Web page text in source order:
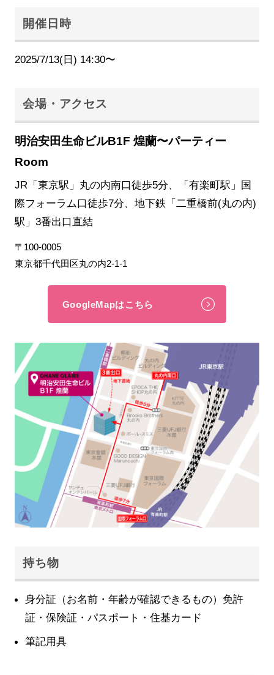
開催日時
2025/7/13(日) 14:30〜
会場・アクセス
明治安田生命ビルB1F 煌蘭〜パーティー
Room
JR「東京駅」丸の内南口徒歩5分、「有楽町駅」国
際フォーラム口徒歩7分、地下鉄「二重橋前(丸の内)
駅」3番出口直結
〒100-0005
東京都千代田区丸の内2-1-1
GoogleMapはこちら
持ち物
身分証（お名前・年齢が確認できるもの）免許
証・保険証・パスポート・住基カード
筆記用具